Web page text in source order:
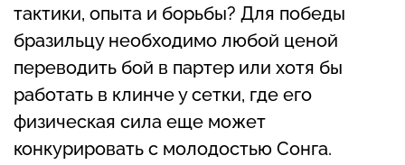
тактики, опыта и борьбы? Для победы
бразильцу необходимо любой ценой
переводить бой в партер или хотя бы
работать в клинче у сетки, где его
физическая сила еще может
конкурировать с молодостью Сонга.